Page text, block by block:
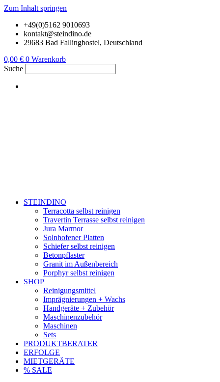
Zum Inhalt springen
+49(0)5162 9010693
kontakt@steindino.de
29683 Bad Fallingbostel, Deutschland
0,00 € 0 Warenkorb
Suche
STEINDINO
Terracotta selbst reinigen
Travertin Terrasse selbst reinigen
Jura Marmor
Solnhofener Platten
Schiefer selbst reinigen
Betonpflaster
Granit im Außenbereich
Porphyr selbst reinigen
SHOP
Reinigungsmittel
Imprägnierungen + Wachs
Handgeräte + Zubehör
Maschinenzubehör
Maschinen
Sets
PRODUKTBERATER
ERFOLGE
MIETGERÄTE
% SALE